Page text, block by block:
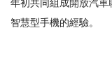
年初共同組成開放汽車
智慧型手機的經驗。